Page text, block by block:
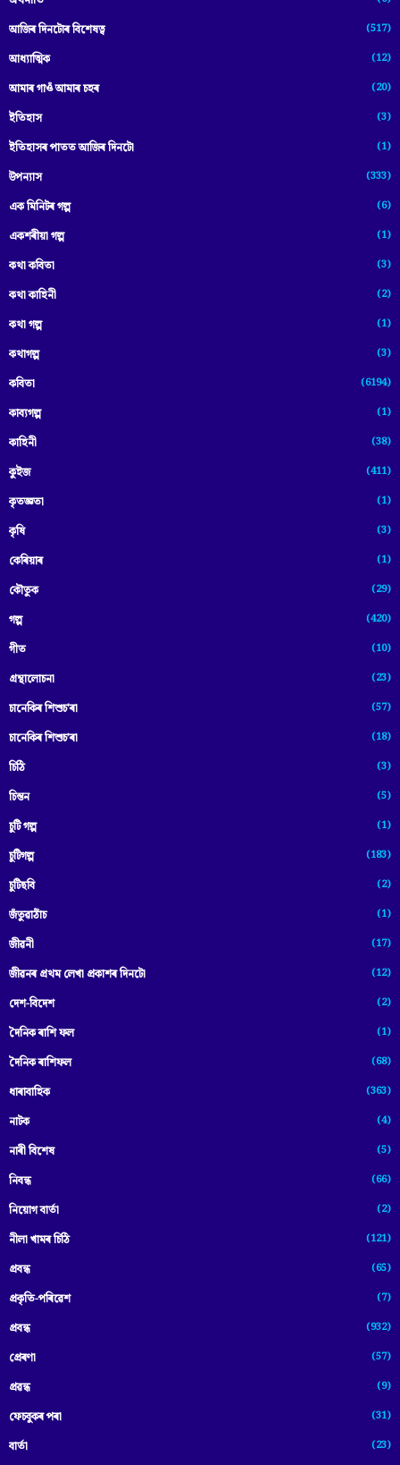
আজিৰ দিনটোৰ বিশেষত্ব (517)
আধ্যাত্মিক (12)
আমাৰ গাওঁ আমাৰ চহৰ (20)
ইতিহাস (3)
ইতিহাসৰ পাতত আজিৰ দিনটো (1)
উপন্যাস (333)
এক মিনিটৰ গল্প (6)
একশৰীয়া গল্প (1)
কথা কবিতা (3)
কথা কাহিনী (2)
কথা গল্প (1)
কথাগল্প (3)
কবিতা (6194)
কাব্যগল্প (1)
কাহিনী (38)
কুইজ (411)
কৃতজ্ঞতা (1)
কৃষি (3)
কেৰিয়াৰ (1)
কৌতুক (29)
গল্প (420)
গীত (10)
গ্ৰন্থালোচনা (23)
চানেকিৰ শিশুচ'ৰা (57)
চানেকিৰ শিশুচ’ৰা (18)
চিঠি (3)
চিন্তন (5)
চুটি গল্প (1)
চুটিগল্প (183)
চুটিছবি (2)
জঁতুৱাঠাঁচ (1)
জীৱনী (17)
জীৱনৰ প্ৰথম লেখা প্ৰকাশৰ দিনটো (12)
দেশ-বিদেশ (2)
দৈনিক ৰাশি ফল (1)
দৈনিক ৰাশিফল (68)
ধাৰাবাহিক (363)
নাটক (4)
নাৰী বিশেষ (5)
নিবন্ধ (66)
নিয়োগ বাৰ্তা (2)
নীলা খামৰ চিঠি (121)
প্রবন্ধ (65)
প্ৰকৃতি-পৰিৱেশ (7)
প্ৰবন্ধ (932)
প্ৰেৰণা (57)
প্ৰৱন্ধ (9)
ফেচবুকৰ পৰা (31)
বাৰ্তা (23)